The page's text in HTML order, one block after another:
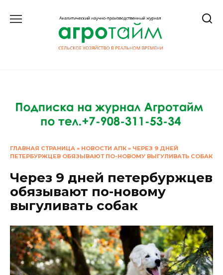
ГЛАВНАЯ СТРАНИЦА » НОВОСТИ АПК » ЧЕРЕЗ 9 ДНЕЙ
ПЕТЕРБУРЖЦЕВ ОБЯЗЫВАЮТ ПО-НОВОМУ ВЫГУЛИВАТЬ СОБАК
Через 9 дней петербуржцев
обязывают по-новому
выгуливать собак